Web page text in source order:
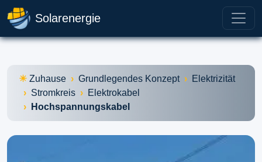
Solarenergie
Zuhause Grundlegendes Konzept
Elektrizität
Stromkreis
Elektrokabel
Hochspannungskabel